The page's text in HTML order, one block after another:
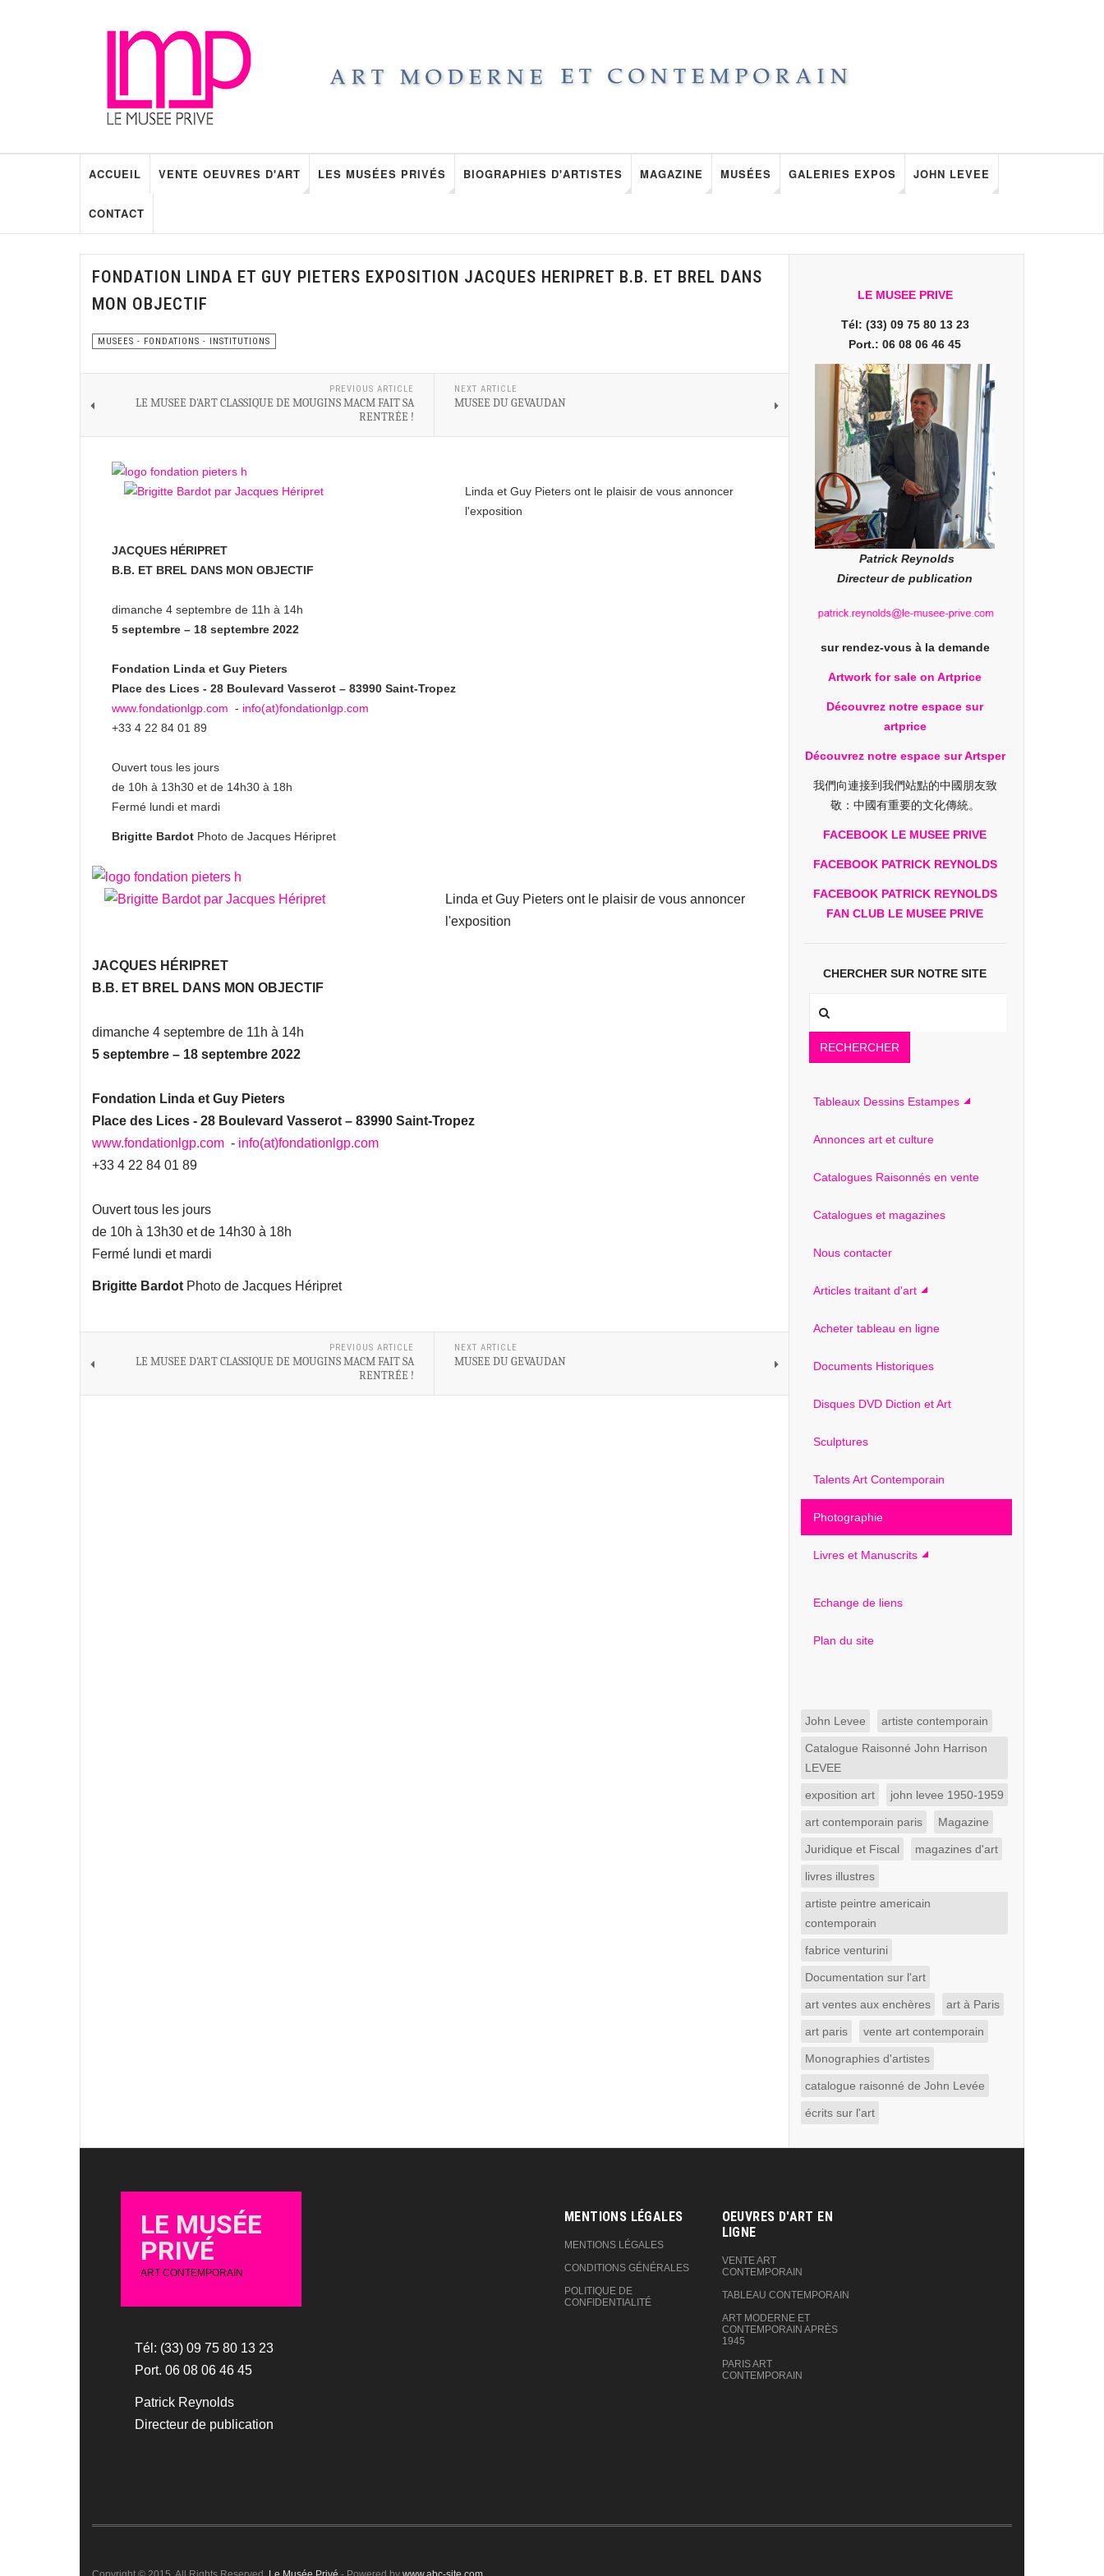
ACCUEIL VENTE OEUVRES D'ART LES MUSÉES PRIVÉS BIOGRAPHIES D'ARTISTES MAGAZINE MUSÉES GALERIES EXPOS JOHN LEVEE
CONTACT
FONDATION LINDA ET GUY PIETERS EXPOSITION JACQUES HERIPRET B.B. ET BREL DANS
MON OBJECTIF
MUSEES - FONDATIONS - INSTITUTIONS
PREVIOUS ARTICLE
LE MUSEE D'ART CLASSIQUE DE MOUGINS MACM FAIT SA
RENTRÉE !
NEXT ARTICLE
MUSEE DU GEVAUDAN
Linda et Guy Pieters ont le plaisir de vous annoncer
l'exposition
JACQUES HÉRIPRET
B.B. ET BREL DANS MON OBJECTIF
dimanche 4 septembre de 11h à 14h
5 septembre – 18 septembre 2022
Fondation Linda et Guy Pieters
Place des Lices - 28 Boulevard Vasserot – 83990 Saint-Tropez
www.fondationlgp.com - info(at)fondationlgp.com
+33 4 22 84 01 89
Ouvert tous les jours
de 10h à 13h30 et de 14h30 à 18h
Fermé lundi et mardi
Brigitte Bardot Photo de Jacques Héripret
Linda et Guy Pieters ont le plaisir de vous annoncer
l'exposition
JACQUES HÉRIPRET
B.B. ET BREL DANS MON OBJECTIF
dimanche 4 septembre de 11h à 14h
5 septembre – 18 septembre 2022
Fondation Linda et Guy Pieters
Place des Lices - 28 Boulevard Vasserot – 83990 Saint-Tropez
www.fondationlgp.com - info(at)fondationlgp.com
+33 4 22 84 01 89
Ouvert tous les jours
de 10h à 13h30 et de 14h30 à 18h
Fermé lundi et mardi
Brigitte Bardot Photo de Jacques Héripret
PREVIOUS ARTICLE
LE MUSEE D'ART CLASSIQUE DE MOUGINS MACM FAIT SA
RENTRÉE !
NEXT ARTICLE
MUSEE DU GEVAUDAN
LE MUSEE PRIVE
Tél: (33) 09 75 80 13 23
Port.: 06 08 06 46 45
Patrick Reynolds
Directeur de publication
sur rendez-vous à la demande
Artwork for sale on Artprice
Découvrez notre espace sur
artprice
Découvrez notre espace sur Artsper
我們向連接到我們站點的中國朋友致
敬：中國有重要的文化傳統。
FACEBOOK LE MUSEE PRIVE
FACEBOOK PATRICK REYNOLDS
FACEBOOK PATRICK REYNOLDS
FAN CLUB LE MUSEE PRIVE
CHERCHER SUR NOTRE SITE
RECHERCHER
Tableaux Dessins Estampes
Annonces art et culture
Catalogues Raisonnés en vente
Catalogues et magazines
Nous contacter
Articles traitant d'art
Acheter tableau en ligne
Documents Historiques
Disques DVD Diction et Art
Sculptures
Talents Art Contemporain
Photographie
Livres et Manuscrits
Echange de liens
Plan du site
John Levee artiste contemporain
Catalogue Raisonné John Harrison
LEVEE
exposition art john levee 1950-1959
art contemporain paris Magazine
Juridique et Fiscal magazines d'art
livres illustres
artiste peintre americain
contemporain
fabrice venturini
Documentation sur l'art
art ventes aux enchères art à Paris
art paris vente art contemporain
Monographies d'artistes
catalogue raisonné de John Levée
écrits sur l'art
LE MUSÉE
PRIVÉ
ART CONTEMPORAIN
Tél: (33) 09 75 80 13 23
Port. 06 08 06 46 45
Patrick Reynolds
Directeur de publication
MENTIONS LÉGALES
MENTIONS LÉGALES
CONDITIONS GÉNÉRALES
POLITIQUE DE
CONFIDENTIALITÉ
OEUVRES D'ART EN
LIGNE‎
VENTE ART
CONTEMPORAIN
TABLEAU CONTEMPORAIN
ART MODERNE ET
CONTEMPORAIN APRÈS
1945
PARIS ART
CONTEMPORAIN